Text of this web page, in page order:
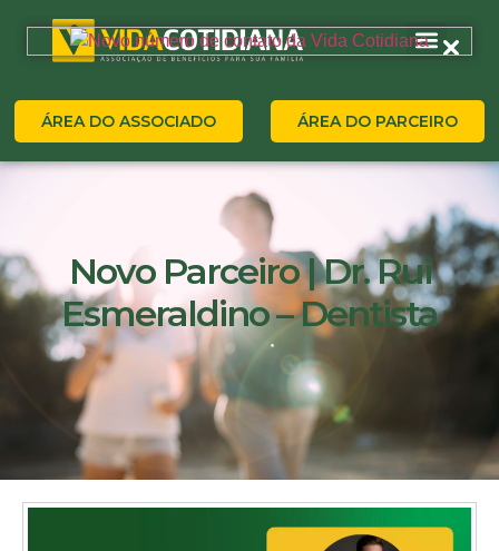
ÁREA DO ASSOCIADO ÁREA DO PARCEIRO
Novo Parceiro | Dr. Rui
Esmeraldino – Dentista